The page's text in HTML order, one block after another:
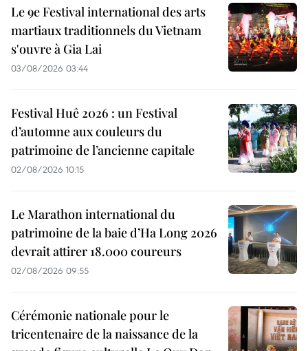
Le 9e Festival international des arts
martiaux traditionnels du Vietnam
s'ouvre à Gia Lai
03/08/2026 03:44
Festival Huê 2026 : un Festival
d’automne aux couleurs du
patrimoine de l’ancienne capitale
02/08/2026 10:15
Le Marathon international du
patrimoine de la baie d’Ha Long 2026
devrait attirer 18.000 coureurs
02/08/2026 09:55
Cérémonie nationale pour le
tricentenaire de la naissance de la